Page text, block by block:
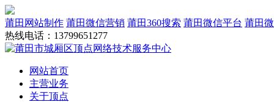
莆田网站制作 莆田微信营销 莆田360搜索 莆田微信平台 莆田
热线电话：13799651277
网站首页
主营业务
关于顶点